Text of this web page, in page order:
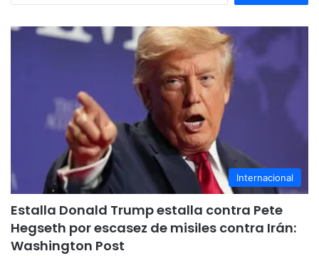
Internacional
Estalla Donald Trump estalla contra Pete
Hegseth por escasez de misiles contra Irán:
Washington Post